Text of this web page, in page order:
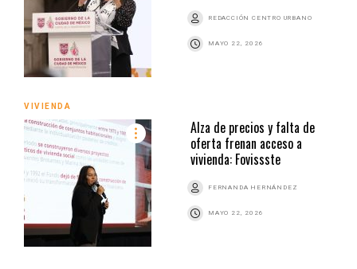
REDACCIÓN CENTRO URBANO
MAYO 22, 2026
VIVIENDA
Alza de precios y falta de
oferta frenan acceso a
vivienda: Fovissste
FERNANDA HERNÁNDEZ
MAYO 22, 2026